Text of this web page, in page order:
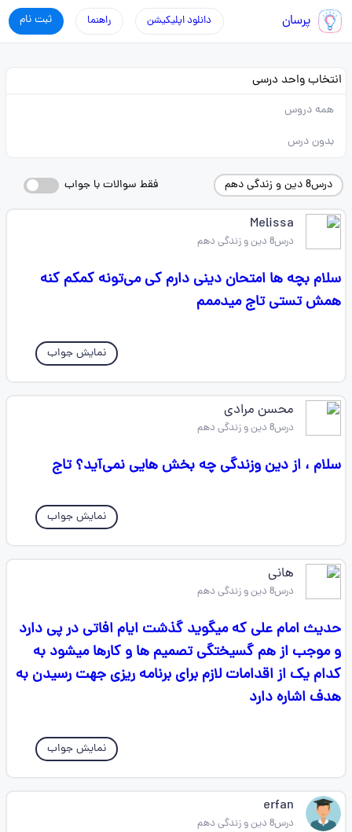
پرسان ثبت نام راهنما دانلود اپلیکیشن
انتخاب واحد درسی
همه دروس
بدون درس
درس8 دین و زندگی دهم فقط سوالات با جواب
Melissa
درس8 دین و زندگی دهم
سلام بچه ها امتحان دینی دارم کی می‌تونه کمکم کنه
همش تستی تاج میدممم
نمایش جواب
محسن مرادی
درس8 دین و زندگی دهم
سلام ، از دین وزندگی چه بخش هایی نمی‌آید؟ تاج
نمایش جواب
هانی
درس8 دین و زندگی دهم
حدیث امام علی که میگوید گذشت ایام افاتی در پی دارد
و موجب از هم گسیختگی تصمیم ها و کارها میشود به
کدام یک از اقدامات لازم برای برنامه ریزی جهت رسیدن به
هدف اشاره دارد
نمایش جواب
erfan
درس8 دین و زندگی دهم